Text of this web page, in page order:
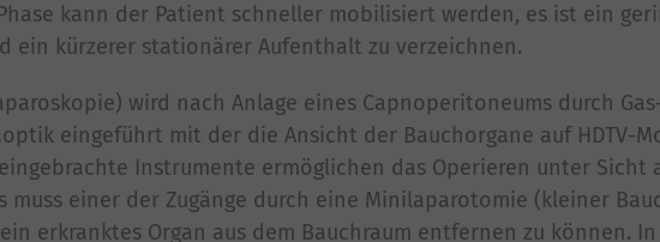
kann der Patient schneller mobilisiert werden, es ist ein
ein kürzerer stationärer Aufenthalt zu verzeichnen.
wird nach Anlage eines Capnoperitoneums durch
eingeführt mit der die Ansicht der Bauchorgane auf HDTV-
Instrumente ermöglichen das Operieren unter Sicht
muss einer der Zugänge durch eine Minilaparotomie (kleiner
erkranktes Organ aus dem Bauchraum entfernen zu können.